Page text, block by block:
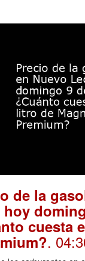
de la
hoy
cuesta
.